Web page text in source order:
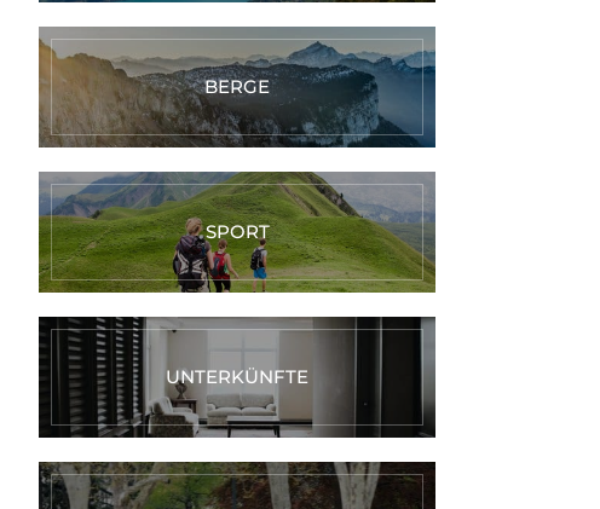
BERGE
SPORT
UNTERKÜNFTE